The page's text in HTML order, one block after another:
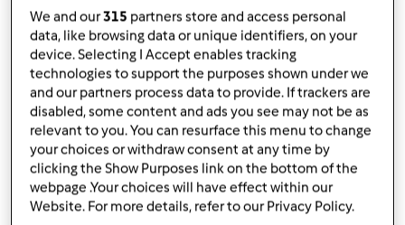
Magat Iscritto : 26.03.2014
Mer, 03/09/2016 - 18:51
Credo che siano apparecchi e procedimenti totalmente
diversi ...
In cima
We and our315 partners store and access personal
data, like browsing data or unique identifiers, on your
device. Selecting I Accept enables tracking
technologies to support the purposes shown under we
and our partners process data to provide. If trackers are
disabled, some content and ads you see may not be as
relevant to you. You can resurface this menu to change
your choices or withdraw consent at any time by
clicking the Show Purposes link on the bottom of the
webpage .Your choices will have effect within our
Website. For more details, refer to our Privacy Policy.